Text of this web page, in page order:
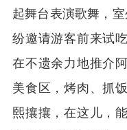
起舞台表演歌舞，
纷邀请游客前来试
在不遗余力地推介
美食区，烤肉、抓
熙攘攘，在这儿，